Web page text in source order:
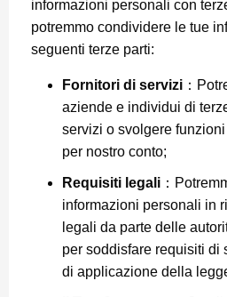
informazioni personali con
potremmo condividere le tue
seguenti terze parti:
Fornitori di servizi ：
aziende e individui di
servizi o svolgere
per nostro conto;
Requisiti legali ：
informazioni personali in
legali da parte delle
per soddisfare requisiti di
di applicazione della